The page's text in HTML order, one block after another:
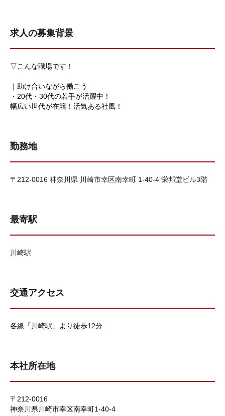
求人の募集背景
▽こんな職場です！
｜助け合いながら働こう
・20代・30代の若手が活躍中！
幅広い世代が在籍！活気ある社風！
勤務地
〒212-0016 神奈川県 川崎市幸区南幸町 1-40-4 栄邦堂ビル3階
最寄駅
川崎駅
交通アクセス
各線「川崎駅」より徒歩12分
本社所在地
〒212-0016
神奈川県川崎市幸区南幸町1-40-4